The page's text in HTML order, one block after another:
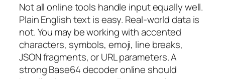
Not all online tools handle input equally well.
Plain English text is easy. Real-world data is
not. You may be working with accented
characters, symbols, emoji, line breaks,
JSON fragments, or URL parameters. A
strong Base64 decoder online should